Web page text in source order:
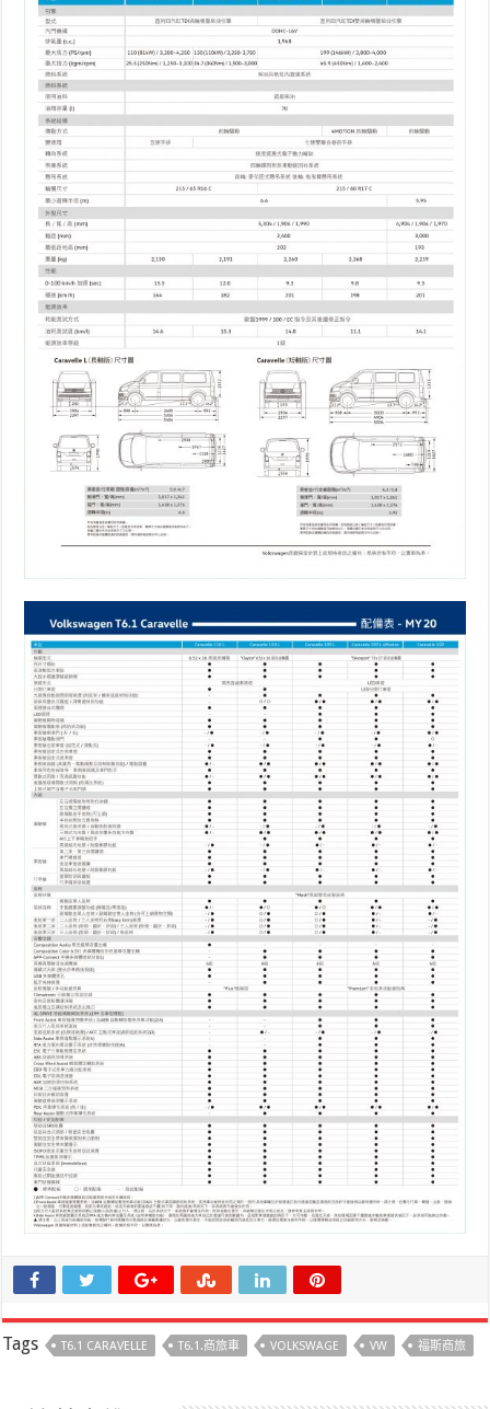
Tags T6.1 CARAVELLE T6.1.商旅車 VOLKSWAGE VW 福斯商旅